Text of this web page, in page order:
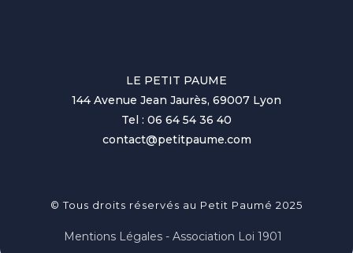
LE PETIT PAUME
144 Avenue Jean Jaurès, 69007 Lyon
Tel : 06 64 54 36 40
contact@petitpaume.com
© Tous droits réservés au Petit Paumé 2025
Mentions Légales - Association Loi 1901